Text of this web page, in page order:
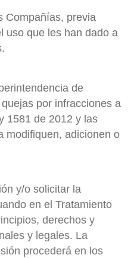
Compañías, previa
uso que les han dado a
de
por infracciones a
1581 de 2012 y las
modifiquen, adicionen o
y/o solicitar la
en el Tratamiento
derechos y
y legales. La
procederá en los